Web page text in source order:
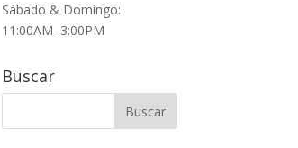
Sábado & Domingo:
11:00AM–3:00PM
Buscar